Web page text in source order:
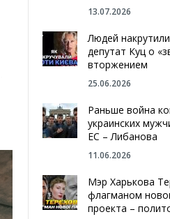
13.07.2026
Людей
депутат Куц о
вторжением
25.06.2026
Раньше война
украинских
ЕС – Либанова
11.06.2026
Мэр Харькова
флагманом
проекта –